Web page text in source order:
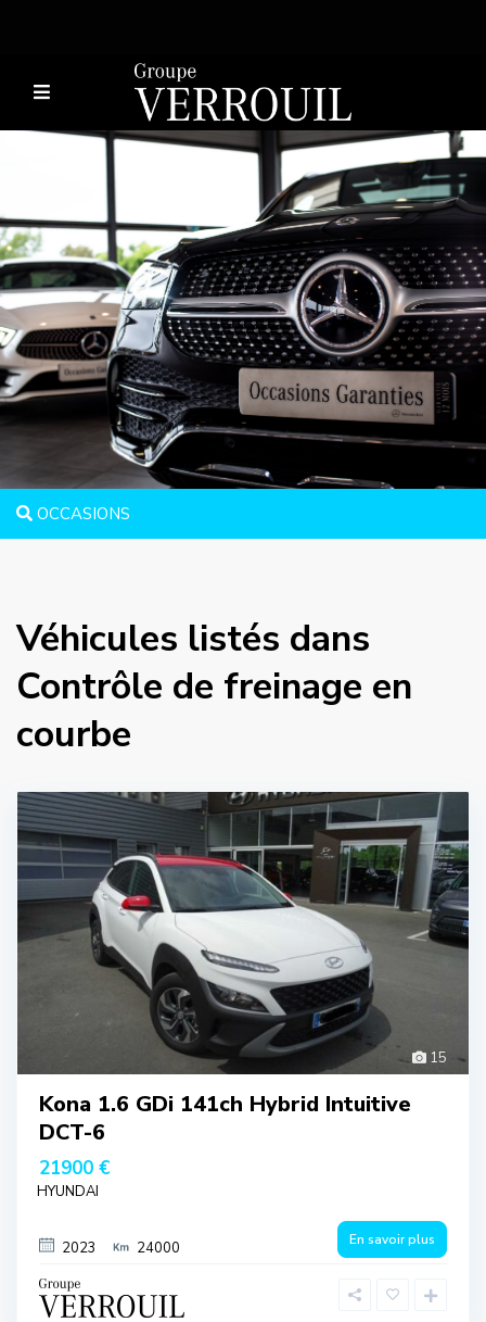
OCCASIONS
Véhicules listés dans
Contrôle de freinage en
courbe
15
Kona 1.6 GDi 141ch Hybrid Intuitive
DCT-6
21900 €
HYUNDAI
2023 24000 En savoir plus